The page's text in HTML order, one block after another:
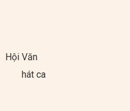
Hội Văn
hát ca